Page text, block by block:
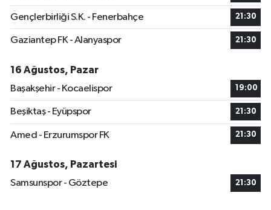
Gençlerbirliği S.K. - Fenerbahçe 21:30
Gaziantep FK - Alanyaspor 21:30
16 Ağustos, Pazar
Başakşehir - Kocaelispor
19:00
Beşiktaş - Eyüpspor 21:30
Amed - Erzurumspor FK 21:30
17 Ağustos, Pazartesi
Samsunspor - Göztepe
21:30